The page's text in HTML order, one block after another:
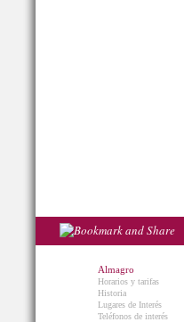
Almagro
Horarios y tarifas
Historia
Lugares de Interés
Teléfonos de interés